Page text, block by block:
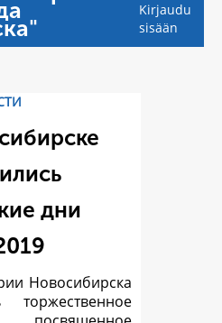
Kirjaudu
sisään
дни
Новосибирска
торжественное